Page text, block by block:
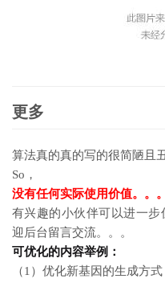
更多
算法真的真的写的很简陋且
So，
没有任何实际使用价值。。。
有兴趣的小伙伴可以进一
迎后台留言交流。。。
可优化的内容举例：
（1）优化新基因的生成方式